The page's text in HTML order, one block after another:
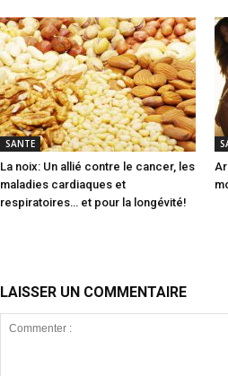
SANTE
La noix: Un allié contre le cancer, les
maladies cardiaques et
respiratoires… et pour la longévité!
LAISSER UN COMMENTAIRE